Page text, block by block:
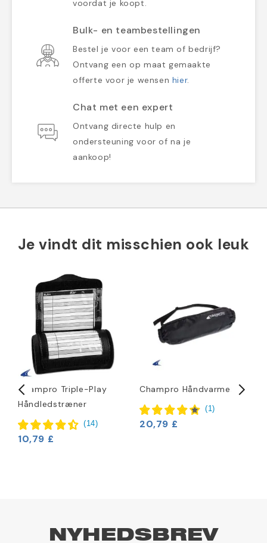
voordat je koopt.
Bulk- en teambestellingen
Bestel je voor een team of bedrijf?
Ontvang een op maat gemaakte
offerte voor je wensen hier.
Chat met een expert
Ontvang directe hulp en
ondersteuning voor of na je
aankoop!
Je vindt dit misschien ook leuk
Champro Triple-Play
Håndledstræner
(14)
10,79 £
Champro Håndvarmer
(1)
20,79 £
NYHEDSBREV